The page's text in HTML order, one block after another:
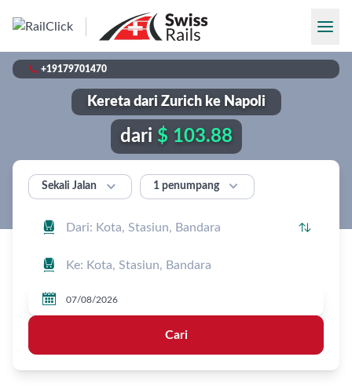
 +19179701470
Kereta dari Zurich ke Napoli
dari $ 103.88
Sekali Jalan  1 penumpang 
 


Cari